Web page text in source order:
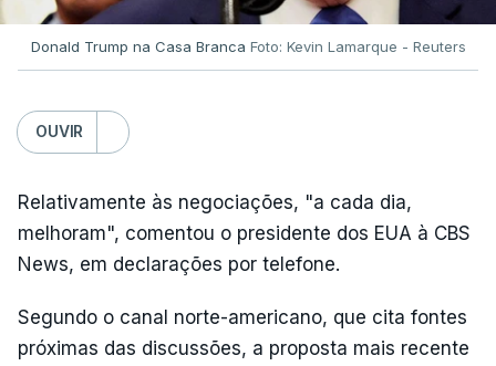
Donald Trump na Casa Branca Foto: Kevin Lamarque - Reuters
OUVIR
Relativamente às negociações, "a cada dia,
melhoram", comentou o presidente dos EUA à CBS
News, em declarações por telefone.
Segundo o canal norte-americano, que cita fontes
próximas das discussões, a proposta mais recente